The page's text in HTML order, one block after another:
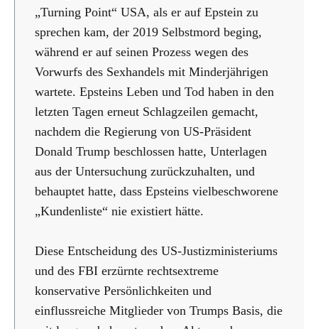
„Turning Point“ USA, als er auf Epstein zu
sprechen kam, der 2019 Selbstmord beging,
während er auf seinen Prozess wegen des
Vorwurfs des Sexhandels mit Minderjährigen
wartete. Epsteins Leben und Tod haben in den
letzten Tagen erneut Schlagzeilen gemacht,
nachdem die Regierung von US-Präsident
Donald Trump beschlossen hatte, Unterlagen
aus der Untersuchung zurückzuhalten, und
behauptet hatte, dass Epsteins vielbeschworene
„Kundenliste“ nie existiert hätte.
Diese Entscheidung des US-Justizministeriums
und des FBI erzürnte rechtsextreme
konservative Persönlichkeiten und
einflussreiche Mitglieder von Trumps Basis, die